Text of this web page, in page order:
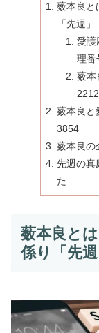
薮本良と
「先週」
愛護
理番
薮本
2212
薮本良と
3854
薮本良の
先週の真
た
薮本良と
係り「先週